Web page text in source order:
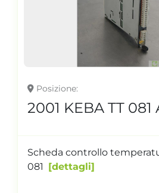
Posizione
2001 KEBA TT 081
Scheda controllo
081
dettagli